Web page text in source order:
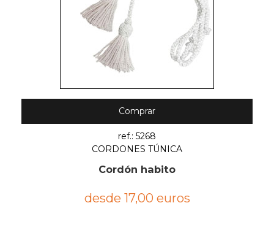
Comprar
ref.: 5268
CORDONES TÚNICA
Cordón habito
desde 17,00 euros